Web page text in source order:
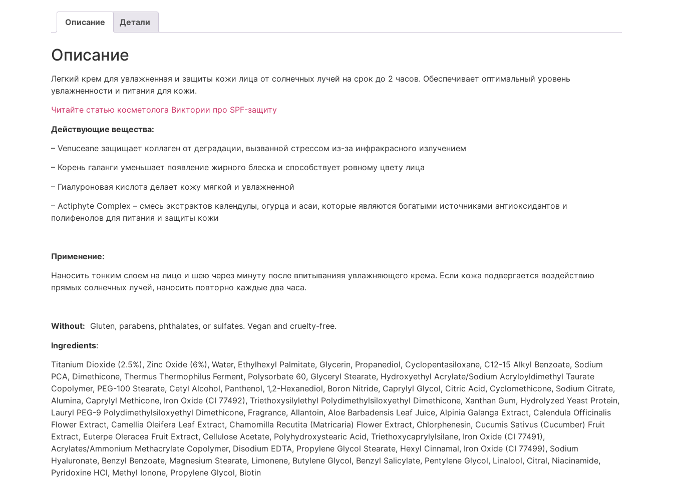
Описание Детали
Описание
Легкий крем для увлажненная и защиты кожи лица от солнечных лучей на срок до 2 часов. Обеспечивает оптимальный уровень
увлажненности и питания для кожи.
Читайте статью косметолога Виктории про SPF-защиту
Действующие вещества:
– Venuceane защищает коллаген от деградации, вызванной стрессом из-за инфракрасного излучением
– Корень галанги уменьшает появление жирного блеска и способствует ровному цвету лица
– Гиалуроновая кислота делает кожу мягкой и увлажненной
– Actiphyte Complex – смесь экстрактов календулы, огурца и асаи, которые являются богатыми источниками антиоксидантов и
полифенолов для питания и защиты кожи
Применение:
Наносить тонким слоем на лицо и шею через минуту после впитыванияя увлажняющего крема. Если кожа подвергается воздействию
прямых солнечных лучей, наносить повторно каждые два часа.
Without: Gluten, parabens, phthalates, or sulfates. Vegan and cruelty-free.
Ingredients:
Titanium Dioxide (2.5%), Zinc Oxide (6%), Water, Ethylhexyl Palmitate, Glycerin, Propanediol, Cyclopentasiloxane, C12-15 Alkyl Benzoate, Sodium
PCA, Dimethicone, Thermus Thermophilus Ferment, Polysorbate 60, Glyceryl Stearate, Hydroxyethyl Acrylate/Sodium Acryloyldimethyl Taurate
Copolymer, PEG-100 Stearate, Cetyl Alcohol, Panthenol, 1,2-Hexanediol, Boron Nitride, Caprylyl Glycol, Citric Acid, Cyclomethicone, Sodium Citrate,
Alumina, Caprylyl Methicone, Iron Oxide (CI 77492), Triethoxysilylethyl Polydimethylsiloxyethyl Dimethicone, Xanthan Gum, Hydrolyzed Yeast Protein,
Lauryl PEG-9 Polydimethylsiloxyethyl Dimethicone, Fragrance, Allantoin, Aloe Barbadensis Leaf Juice, Alpinia Galanga Extract, Calendula Officinalis
Flower Extract, Camellia Oleifera Leaf Extract, Chamomilla Recutita (Matricaria) Flower Extract, Chlorphenesin, Cucumis Sativus (Cucumber) Fruit
Extract, Euterpe Oleracea Fruit Extract, Cellulose Acetate, Polyhydroxystearic Acid, Triethoxycaprylylsilane, Iron Oxide (CI 77491),
Acrylates/Ammonium Methacrylate Copolymer, Disodium EDTA, Propylene Glycol Stearate, Hexyl Cinnamal, Iron Oxide (CI 77499), Sodium
Hyaluronate, Benzyl Benzoate, Magnesium Stearate, Limonene, Butylene Glycol, Benzyl Salicylate, Pentylene Glycol, Linalool, Citral, Niacinamide,
Pyridoxine HCl, Methyl Ionone, Propylene Glycol, Biotin